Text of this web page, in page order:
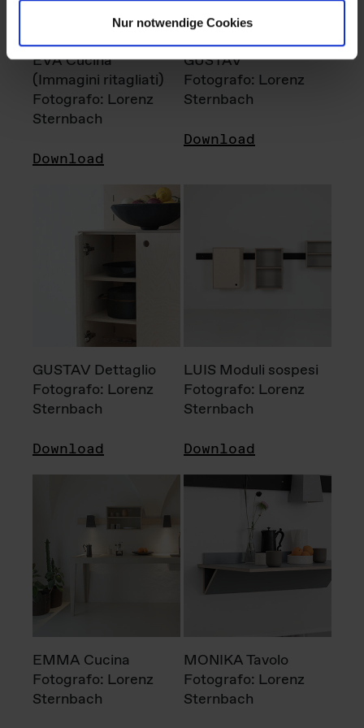
Nur notwendige Cookies
EVA Cucina
(Immagini ritagliati)
Fotografo: Lorenz
Sternbach
Download
GUSTAV
Fotografo: Lorenz
Sternbach
Download
GUSTAV Dettaglio
Fotografo: Lorenz
Sternbach
Download
LUIS Moduli sospesi
Fotografo: Lorenz
Sternbach
Download
EMMA Cucina
Fotografo: Lorenz
Sternbach
MONIKA Tavolo
Fotografo: Lorenz
Sternbach